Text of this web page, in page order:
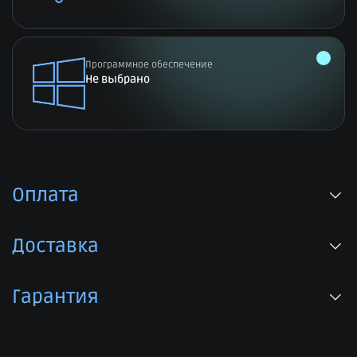
Программное обеспечение
Не выбрано
Оплата
Доставка
Гарантия